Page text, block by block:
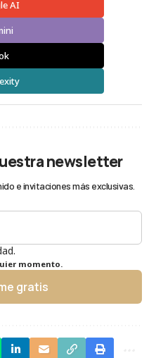
AI
newsletter
e invitaciones más exclusivas.
momento.
gratis